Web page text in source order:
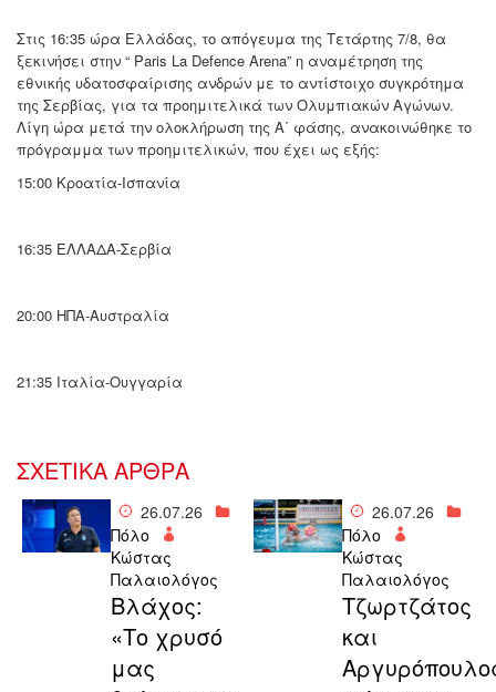
Στις 16:35 ώρα Ελλάδας, το απόγευμα της Τετάρτης 7/8, θα
ξεκινήσει στην “ Paris La Defence Arena” η αναμέτρηση της
εθνικής υδατοσφαίρισης ανδρών με το αντίστοιχο συγκρότημα
της Σερβίας, για τα προημιτελικά των Ολυμπιακών Αγώνων.
Λίγη ώρα μετά την ολοκλήρωση της Α΄ φάσης, ανακοινώθηκε το
πρόγραμμα των προημιτελικών, που έχει ως εξής:
15:00 Κροατία-Ισπανία
16:35 ΕΛΛΑΔΑ-Σερβία
20:00 ΗΠΑ-Αυστραλία
21:35 Ιταλία-Ουγγαρία
ΣΧΕΤΙΚΑ ΑΡΘΡΑ
26.07.26
Πόλο
Κώστας
Παλαιολόγος
Bλάχος:
«Το χρυσό
μας
26.07.26
Πόλο
Κώστας
Παλαιολόγος
Τζωρτζάτος
και